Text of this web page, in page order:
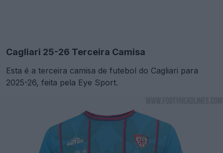
Cagliari 25-26 Terceira Camisa
Esta é a terceira camisa de futebol do Cagliari para
2025-26, feita pela Eye Sport.